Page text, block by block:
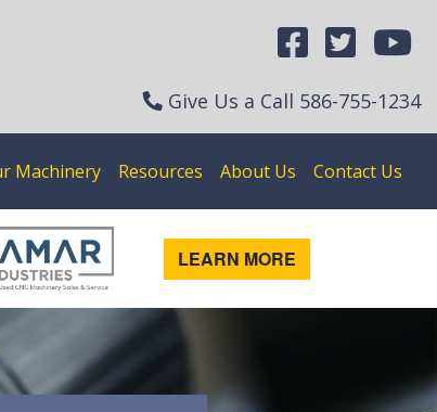
Give Us a Call 586-755-1234
Machinery Resources About Us Contact Us
LEARN MORE